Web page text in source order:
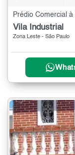
Prédio Comercial
Vila Industrial
Zona Leste - São Paulo